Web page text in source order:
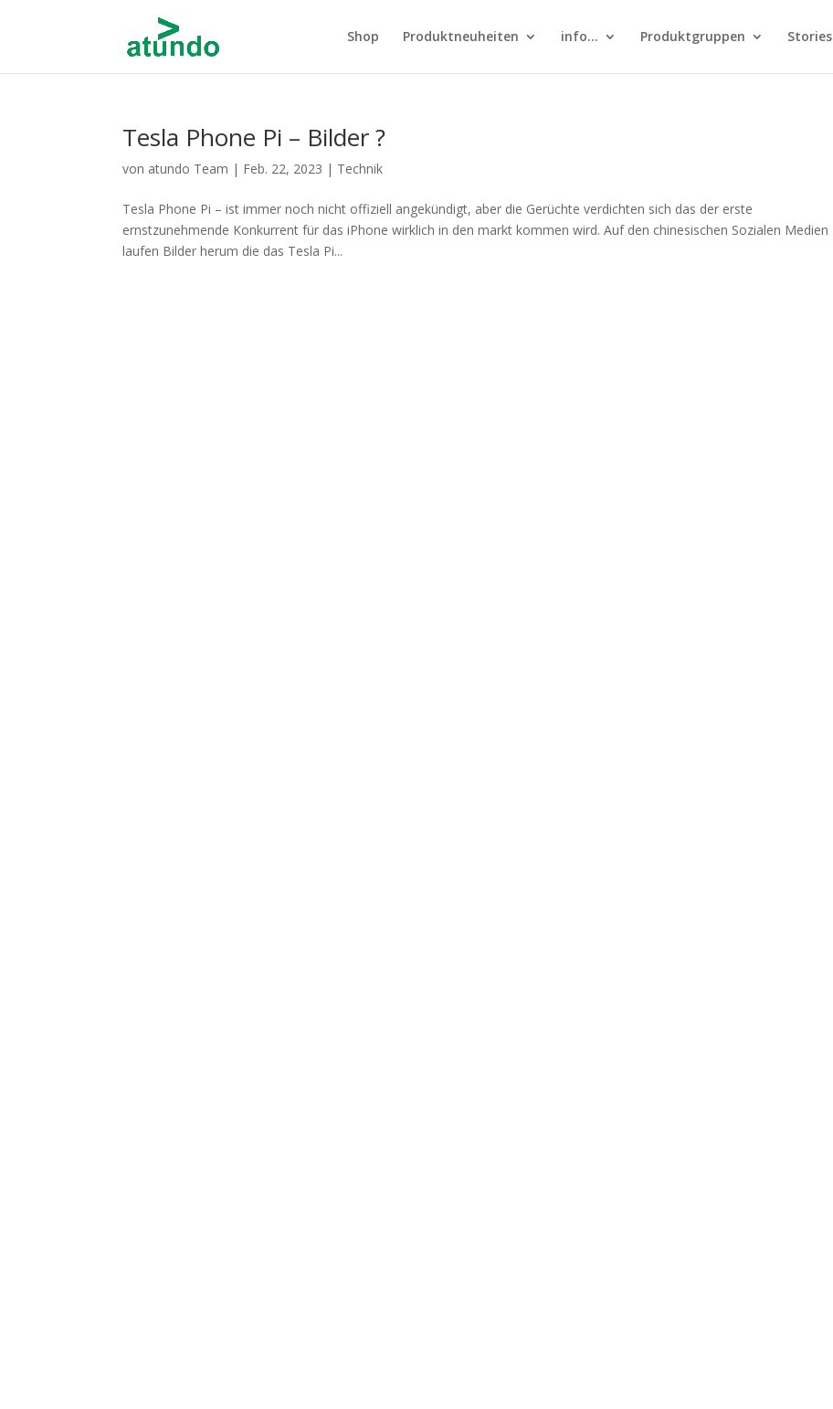
Shop Produktneuheiten info… Produktgruppen Stories
Tesla Phone Pi – Bilder ?
von atundo Team | Feb. 22, 2023 | Technik
Tesla Phone Pi – ist immer noch nicht offiziell angekündigt, aber die Gerüchte verdichten sich das der erste
ernstzunehmende Konkurrent für das iPhone wirklich in den markt kommen wird. Auf den chinesischen Sozialen Medien
laufen Bilder herum die das Tesla Pi...